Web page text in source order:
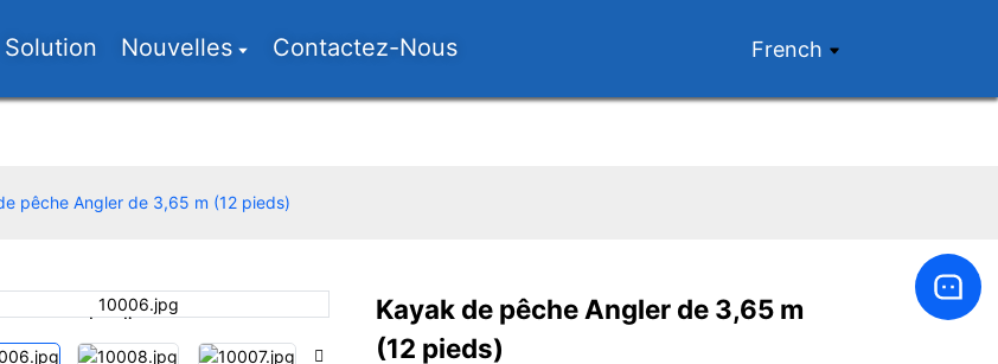
Solution Nouvelles Contactez-Nous French
pêche Angler de 3,65 m (12 pieds)
Loading...
Loading... Loading...
Loading... Loading...
Loading...
Kayak de pêche Angler de 3,65 m
(12 pieds)